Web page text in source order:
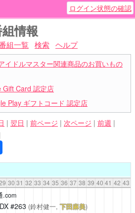
ログイン状態の確認
情報
組一覧 検索 ヘルプ
イドルマスター関連商品のお買いもの
Gift Card 認定店
Play ギフトコード 認定店
| 翌日 | 前ページ | 次ページ | 前週 |
30 31 32 33 34 35 36 37 38 39 40 41 42 43
.com
#263 (鈴村健一,下田麻美)